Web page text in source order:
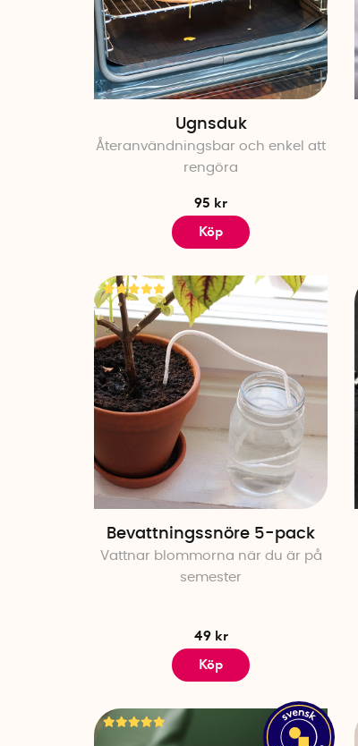
Ugnsduk
Återanvändningsbar och enkel att
rengöra
95 kr
Köp
Bevattningssnöre 5-pack
Vattnar blommorna när du är på
semester
49 kr
Köp